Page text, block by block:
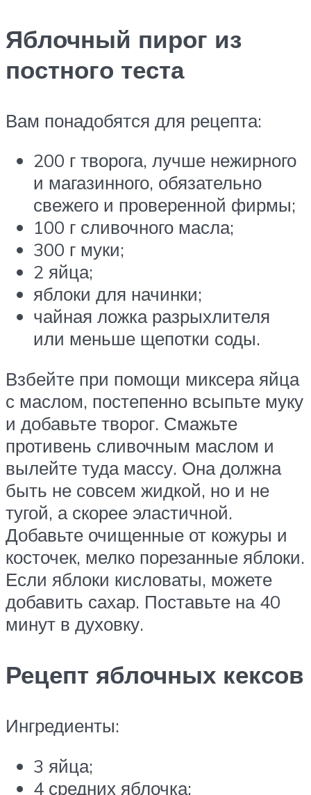
Яблочный пирог из
постного теста
Вам понадобятся для рецепта:
200 г творога, лучше нежирного
и магазинного, обязательно
свежего и проверенной фирмы;
100 г сливочного масла;
300 г муки;
2 яйца;
яблоки для начинки;
чайная ложка разрыхлителя
или меньше щепотки соды.
Взбейте при помощи миксера яйца
с маслом, постепенно всыпьте муку
и добавьте творог. Смажьте
противень сливочным маслом и
вылейте туда массу. Она должна
быть не совсем жидкой, но и не
тугой, а скорее эластичной.
Добавьте очищенные от кожуры и
косточек, мелко порезанные яблоки.
Если яблоки кисловаты, можете
добавить сахар. Поставьте на 40
минут в духовку.
Рецепт яблочных кексов
Ингредиенты:
3 яйца;
4 средних яблочка;